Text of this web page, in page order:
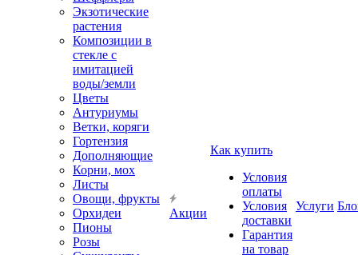
Экзотические
растения
Композиции в
стекле с
имитацией
воды/земли
Цветы
Антуриумы
Ветки, коряги
Гортензия
Дополняющие
Корни, мох
Листы
Овощи, фрукты
Орхидеи
Пионы
Розы
Акции
Как купить
Условия
оплаты
Условия
доставки
Гарантия
на товар
Услуги